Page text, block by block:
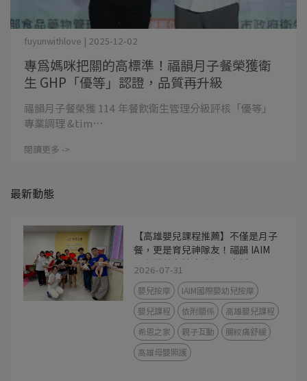
專為媽咪把關的高標準！福韻月子餐榮獲衛
生 GHP「優等」認證，品質再升級
fuyunwithlove | 2025-12-02
福韻月子餐榮獲 114 年餐飲衛生管理分級評核「優等」
專業調理 &tim⋯
閱讀更多 ->
最新動態
【高雄嬰兒課程推薦】不僅是月子
餐，更是育兒神隊友！福韻 IAIM
國際嬰幼兒按摩講師親自授課，用
撫觸建立最美依附關係
2026-07-31
嬰兒按摩
IAIM國際嬰幼兒按摩
嬰兒課程
依附關係
高雄嬰兒課程
希恩之家
親子互動
腸絞痛舒緩
高雄母嬰照護